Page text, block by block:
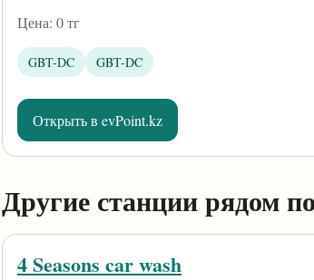
Цена: 0 тг
GBT-DC GBT-DC
Открыть в evPoint.kz
Другие станции рядом
4 Seasons car wash